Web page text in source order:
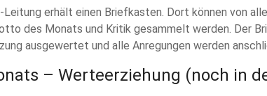
Leitung erhält einen Briefkasten. Dort können von
des Monats und Kritik gesammelt werden. Der
ausgewertet und alle Anregungen werden
– Werteerziehung (noch in